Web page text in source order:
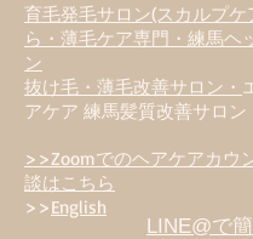
育毛発毛サロン(スカルプケ
ら・薄毛ケア専門・練馬ヘ
ン
抜け毛・薄毛改善サロン・
アケア 練馬髪質改善サロン
>>Zoomでのヘアケアカウ
談はこちら
>>English
LINE@で